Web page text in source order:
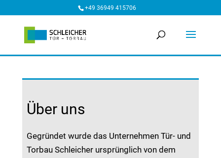
+49 36949 415706
Über uns
Gegründet wurde das Unternehmen Tür- und
Torbau Schleicher ursprünglich von dem